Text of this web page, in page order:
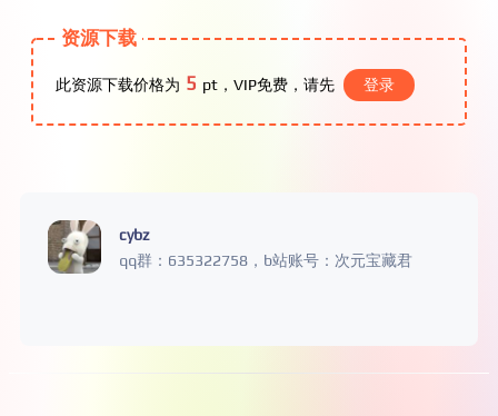
资源下载
此资源下载价格为 5 pt，VIP免费，请先 登录
cybz
qq群：635322758，b站账号：次元宝藏君